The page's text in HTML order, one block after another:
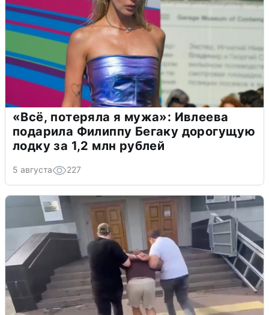
«Всё, потеряла я мужа»: Ивлеева
подарила Филиппу Бегаку дорогущую
лодку за 1,2 млн рублей
5 августа 227